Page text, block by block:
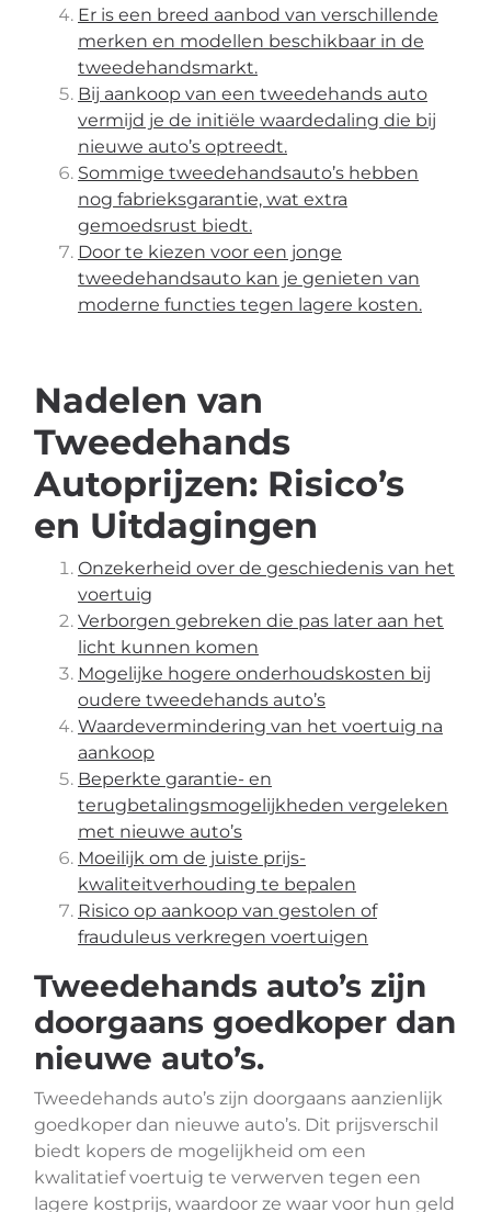
Er is een breed aanbod van verschillende
merken en modellen beschikbaar in de
tweedehandsmarkt.
Bij aankoop van een tweedehands auto
vermijd je de initiële waardedaling die bij
nieuwe auto’s optreedt.
Sommige tweedehandsauto’s hebben
nog fabrieksgarantie, wat extra
gemoedsrust biedt.
Door te kiezen voor een jonge
tweedehandsauto kan je genieten van
moderne functies tegen lagere kosten.
Nadelen van
Tweedehands
Autoprijzen: Risico’s
en Uitdagingen
Onzekerheid over de geschiedenis van het
voertuig
Verborgen gebreken die pas later aan het
licht kunnen komen
Mogelijke hogere onderhoudskosten bij
oudere tweedehands auto’s
Waardevermindering van het voertuig na
aankoop
Beperkte garantie- en
terugbetalingsmogelijkheden vergeleken
met nieuwe auto’s
Moeilijk om de juiste prijs-
kwaliteitverhouding te bepalen
Risico op aankoop van gestolen of
frauduleus verkregen voertuigen
Tweedehands auto’s zijn
doorgaans goedkoper dan
nieuwe auto’s.
Tweedehands auto’s zijn doorgaans aanzienlijk
goedkoper dan nieuwe auto’s. Dit prijsverschil
biedt kopers de mogelijkheid om een
kwalitatief voertuig te verwerven tegen een
lagere kostprijs, waardoor ze waar voor hun geld